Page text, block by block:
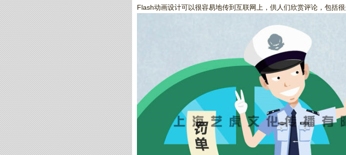
Flash动画设计可以很容易地传到互联网上，供人们欣赏评论，包括